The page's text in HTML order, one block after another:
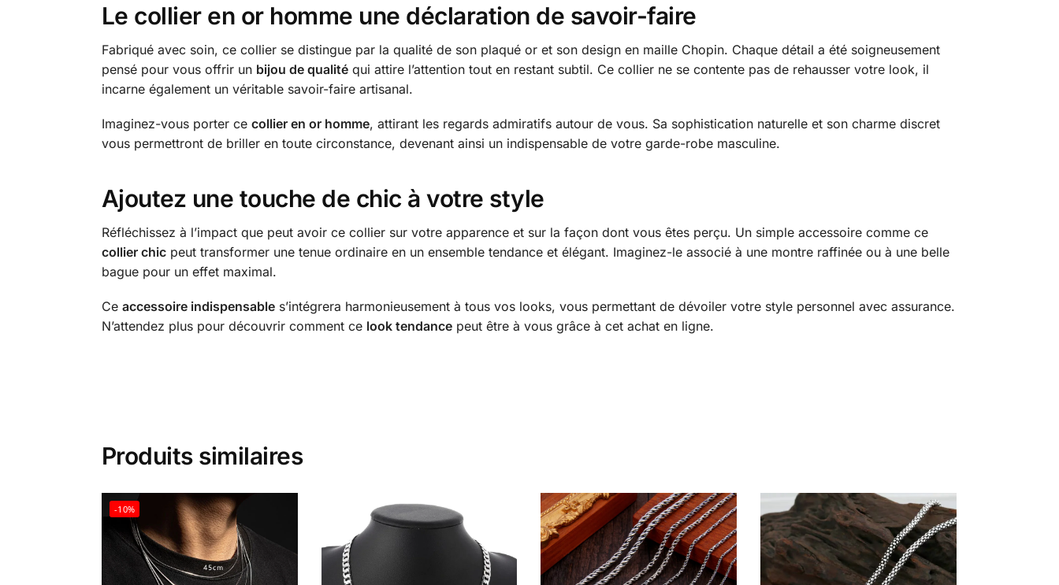
Le collier en or homme une déclaration de savoir-faire
Fabriqué avec soin, ce collier se distingue par la qualité de son plaqué or et son design en maille Chopin. Chaque détail a été soigneusement
pensé pour vous offrir un bijou de qualitéqui attire l’attention tout en restant subtil. Ce collier ne se contente pas de rehausser votre look, il
incarne également un véritable savoir-faire artisanal.
Imaginez-vous porter ce collier en or homme, attirant les regards admiratifs autour de vous. Sa sophistication naturelle et son charme discret
vous permettront de briller en toute circonstance, devenant ainsi un indispensable de votre garde-robe masculine.
Ajoutez une touche de chic à votre style
Réfléchissez à l’impact que peut avoir ce collier sur votre apparence et sur la façon dont vous êtes perçu. Un simple accessoire comme ce
collier chicpeut transformer une tenue ordinaire en un ensemble tendance et élégant. Imaginez-le associé à une montre raffinée ou à une belle
bague pour un effet maximal.
Ce accessoire indispensables’intégrera harmonieusement à tous vos looks, vous permettant de dévoiler votre style personnel avec assurance.
N’attendez plus pour découvrir comment ce look tendancepeut être à vous grâce à cet achat en ligne.
Produits similaires
-10%